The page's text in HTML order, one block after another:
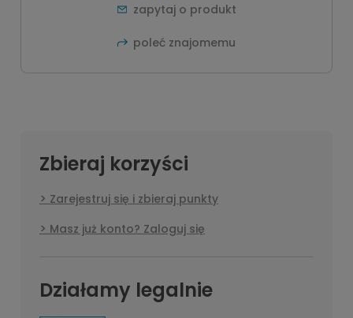
zapytaj o produkt
poleć znajomemu
Zbieraj korzyści
Zarejestruj się i zbieraj punkty
Masz już konto? Zaloguj się
Działamy legalnie